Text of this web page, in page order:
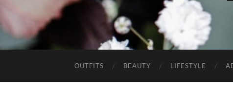
OUTFITS BEAUTY LIFESTYLE